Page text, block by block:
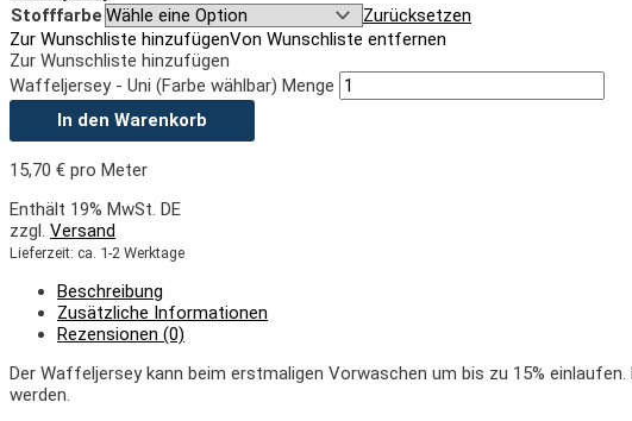
Stofffarbe
Zurücksetzen
Zur Wunschliste hinzufügenVon Wunschliste entfernen
Zur Wunschliste hinzufügen
Waffeljersey - Uni (Farbe wählbar) Menge
In den Warenkorb
15,70 € pro Meter
Enthält 19% MwSt. DE
zzgl. Versand
Lieferzeit: ca. 1-2 Werktage
Beschreibung
Zusätzliche Informationen
Rezensionen (0)
Der Waffeljersey kann beim erstmaligen Vorwaschen um bis zu 15%
werden.